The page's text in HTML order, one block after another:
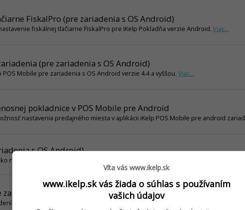
FiskalPro (pre zariadenia s OS Android)
fiskálnej tlačiarne FiskalPro pre iKelp Pokladňa verzie Android. Viac...
(pre zariadenia s OS Android)
Mobile pre zariadenia s OS Android verzie 4.4 a vyššou. Viac...
pokladnice v POS Mobile pre Android
nastavenia predajného miesta v aplikácii iKelp POS Mobile pre android
s OS Android)
nakonfigurovať online váhy pre spojenie s aplikáciami iKelp.
s OS Android)
(pre zariadenia s OS Android)
Víta vás www.ikelp.sk
www.ikelp.sk vás žiada o súhlas s používaním
vašich údajov